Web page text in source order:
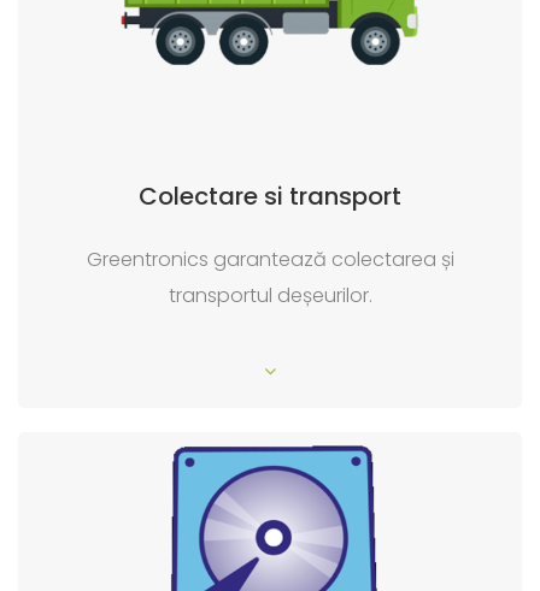
Colectare si transport
Greentronics garantează colectarea și
transportul deșeurilor.